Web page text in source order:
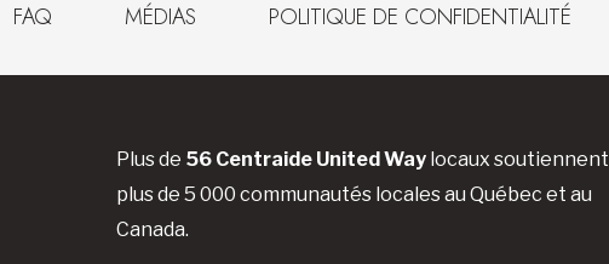
FAQ MÉDIAS POLITIQUE DE CONFIDENTIALITÉ
Plus de 56 Centraide United Waylocaux soutiennent
plus de 5 000 communautés locales au Québec et au
Canada.